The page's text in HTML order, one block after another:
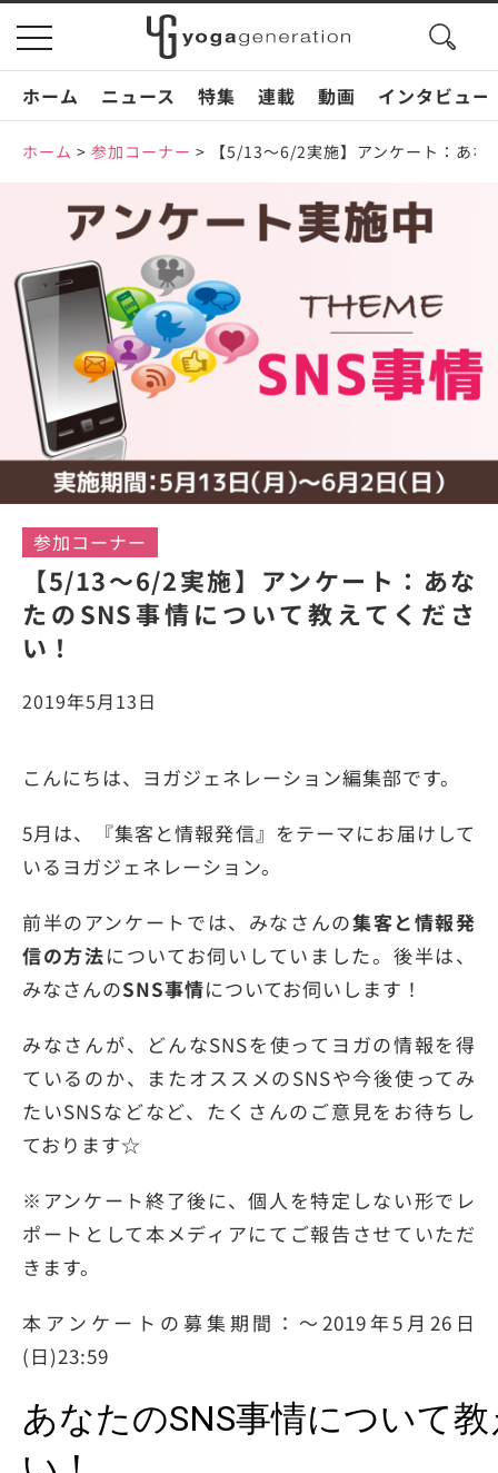
toggle
navigation
search
ホーム
ニュース 特集 連載 動画 インタビュー
ホーム > 参加コーナー > 【5/13〜6/2実施】アンケート：あ
参加コーナー
【5/13〜6/2実施】アンケート：あな
たのSNS事情について教えてくださ
い！
2019年5月13日
こんにちは、ヨガジェネレーション編集部です。
5月は、『集客と情報発信』をテーマにお届けして
いるヨガジェネレーション。
前半のアンケートでは、みなさんの集客と情報発
信の方法についてお伺いしていました。後半は、
みなさんのSNS事情についてお伺いします！
みなさんが、どんなSNSを使ってヨガの情報を得
ているのか、またオススメのSNSや今後使ってみ
たいSNSなどなど、たくさんのご意見をお待ちし
ております☆
※アンケート終了後に、個人を特定しない形でレ
ポートとして本メディアにてご報告させていただ
きます。
本アンケートの募集期間：〜2019年5月26日
(日)23:59